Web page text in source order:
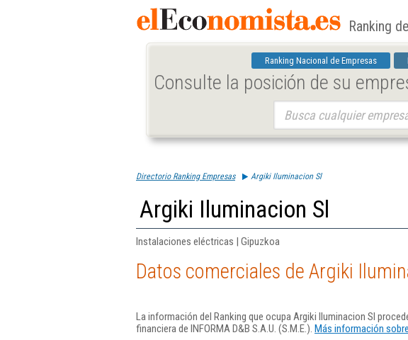
Ranking
Ranking Nacional de Empresas
Consulte la posición de su
Directorio Ranking Empresas Argiki Iluminacion Sl
Argiki Iluminacion Sl
Instalaciones eléctricas | Gipuzkoa
Datos comerciales de Argiki
La información del Ranking que ocupa Argiki Iluminacion Sl
financiera de INFORMA D&B S.A.U. (S.M.E.). Más información